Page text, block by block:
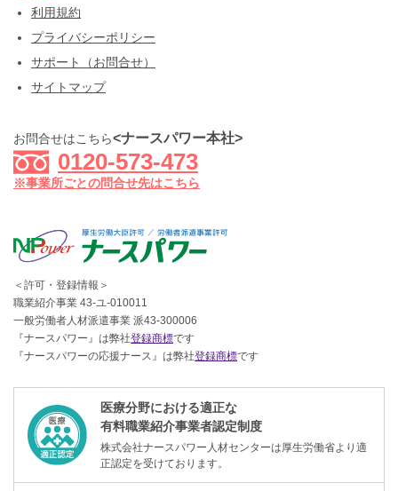
利用規約
プライバシーポリシー
サポート（お問合せ）
サイトマップ
お問合せはこちら<ナースパワー本社>
0120-573-473
※事業所ごとの問合せ先はこちら
＜許可・登録情報＞
職業紹介事業 43-ユ-010011
一般労働者人材派遣事業 派43-300006
『ナースパワー』は弊社登録商標です
『ナースパワーの応援ナース』は弊社登録商標です
医療分野における適正な
有料職業紹介事業者認定制度
株式会社ナースパワー人材センターは厚生労働省より適
正認定を受けております。